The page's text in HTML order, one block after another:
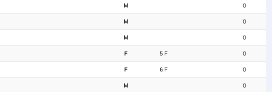
M 0
M 0
M 0
F 5 F 0
F 6 F 0
M 0